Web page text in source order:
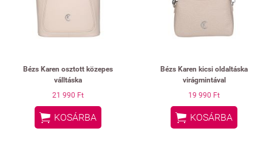
Bézs Karen osztott közepes
válltáska
21 990 Ft
 KOSÁRBA
Bézs Karen kicsi oldaltáska
virágmintával
19 990 Ft
 KOSÁRBA